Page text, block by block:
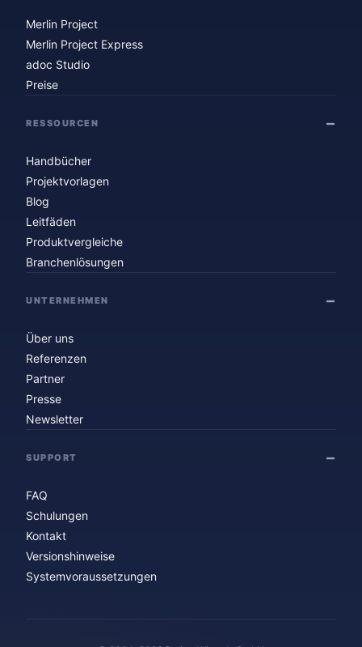
Merlin Project
Merlin Project Express
adoc Studio
Preise
RESSOURCEN
Handbücher
Projektvorlagen
Blog
Leitfäden
Produktvergleiche
Branchenlösungen
UNTERNEHMEN
Über uns
Referenzen
Partner
Presse
Newsletter
SUPPORT
FAQ
Schulungen
Kontakt
Versionshinweise
Systemvoraussetzungen